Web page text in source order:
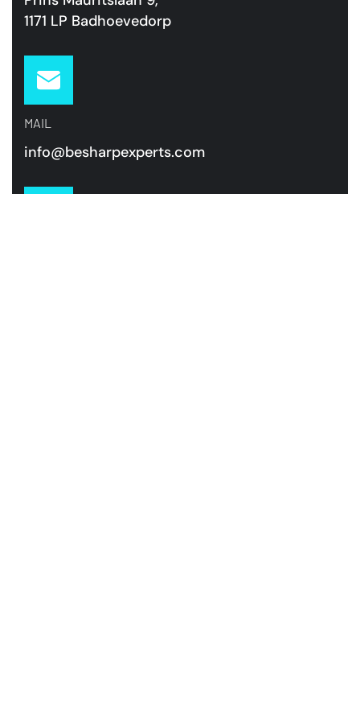
1171 LP Badhoevedorp
MAIL
info@besharpexperts.com